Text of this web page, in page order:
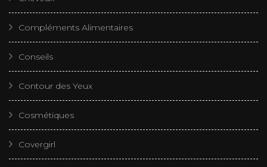
Compléments Alimentaires
Conseils
Contour des Yeux
Cosmétiques
Covergirl